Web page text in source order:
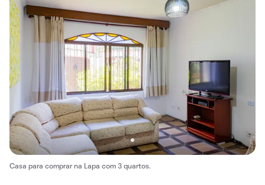
Casa para comprar na Lapa com 3 quartos.